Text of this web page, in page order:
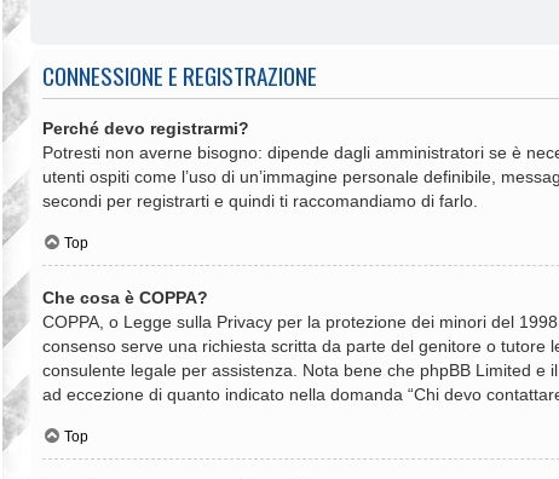
CONNESSIONE E REGISTRAZIONE
Perché devo registrarmi?
Potresti non averne bisogno: dipende dagli amministratori se è
utenti ospiti come l’uso di un’immagine personale definibile,
secondi per registrarti e quindi ti raccomandiamo di farlo.
Top
Che cosa è COPPA?
COPPA, o Legge sulla Privacy per la protezione dei minori del
consenso serve una richiesta scritta da parte del genitore o
consulente legale per assistenza. Nota bene che phpBB Limited
ad eccezione di quanto indicato nella domanda “Chi devo
Top